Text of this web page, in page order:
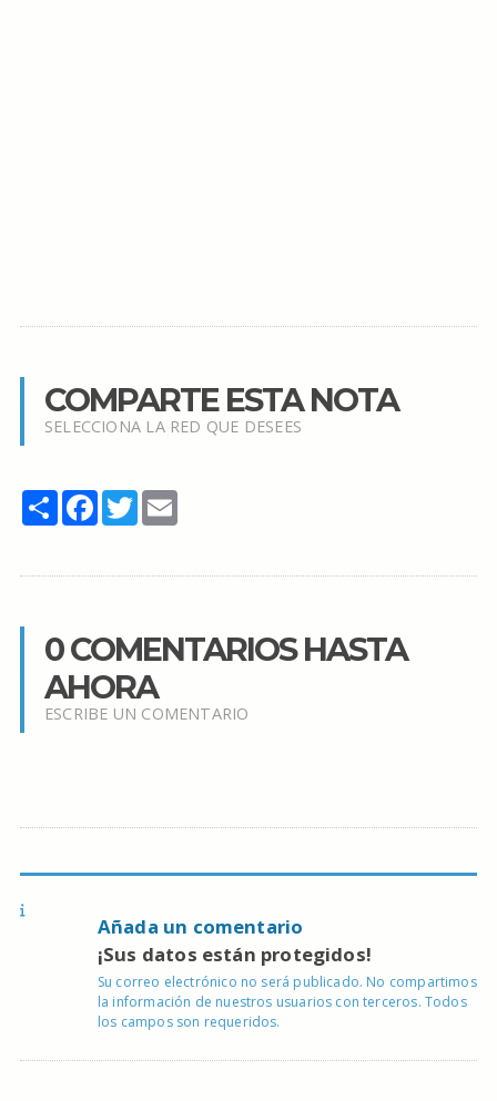
COMPARTE ESTA NOTA
SELECCIONA LA RED QUE DESEES
Share Facebook
TwitterEmail
0 COMENTARIOS HASTA
AHORA
ESCRIBE UN COMENTARIO
Añada un comentario
¡Sus datos están protegidos!
Su correo electrónico no será publicado. No compartimos
la información de nuestros usuarios con terceros. Todos
los campos son requeridos.